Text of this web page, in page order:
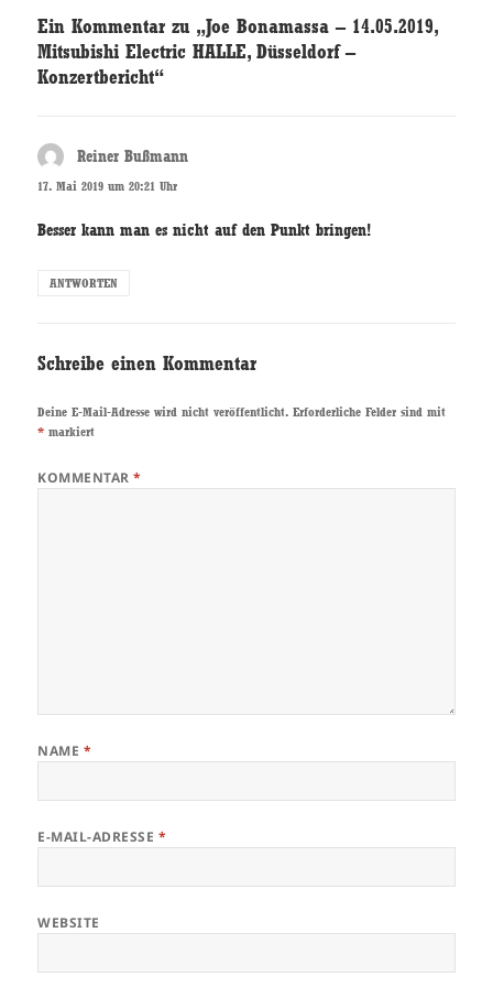
Ein Kommentar zu „Joe Bonamassa – 14.05.2019,
Mitsubishi Electric HALLE, Düsseldorf –
Konzertbericht“
Reiner Bußmann
17. Mai 2019 um 20:21 Uhr
Besser kann man es nicht auf den Punkt bringen!
ANTWORTEN
Schreibe einen Kommentar
Deine E-Mail-Adresse wird nicht veröffentlicht. Erforderliche Felder sind mit
* markiert
KOMMENTAR*
NAME *
E-MAIL-ADRESSE *
WEBSITE